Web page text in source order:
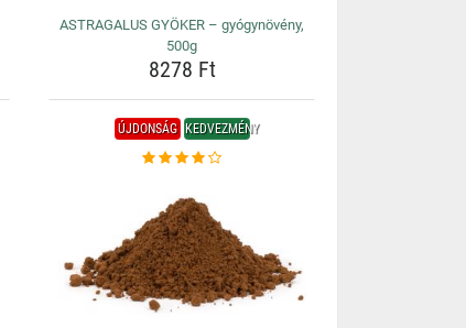
ASTRAGALUS GYÖKER – gyógynövény,
500g
8278 Ft
ÚJDONSÁG KEDVEZMÉNY